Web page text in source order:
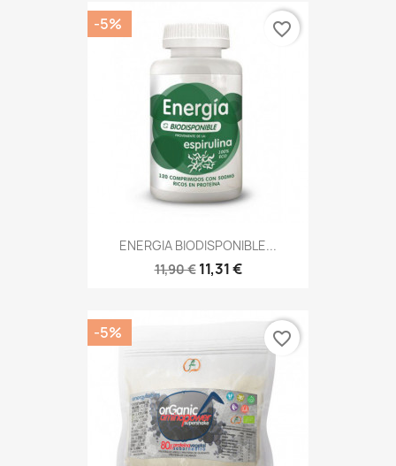
ENERGIA BIODISPONIBLE...
11,90 € 11,31 €
-5% favorite_border
-5% favorite_border